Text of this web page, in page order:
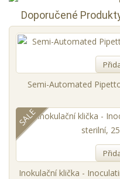
Doporučené
Semi-Automated
SALE